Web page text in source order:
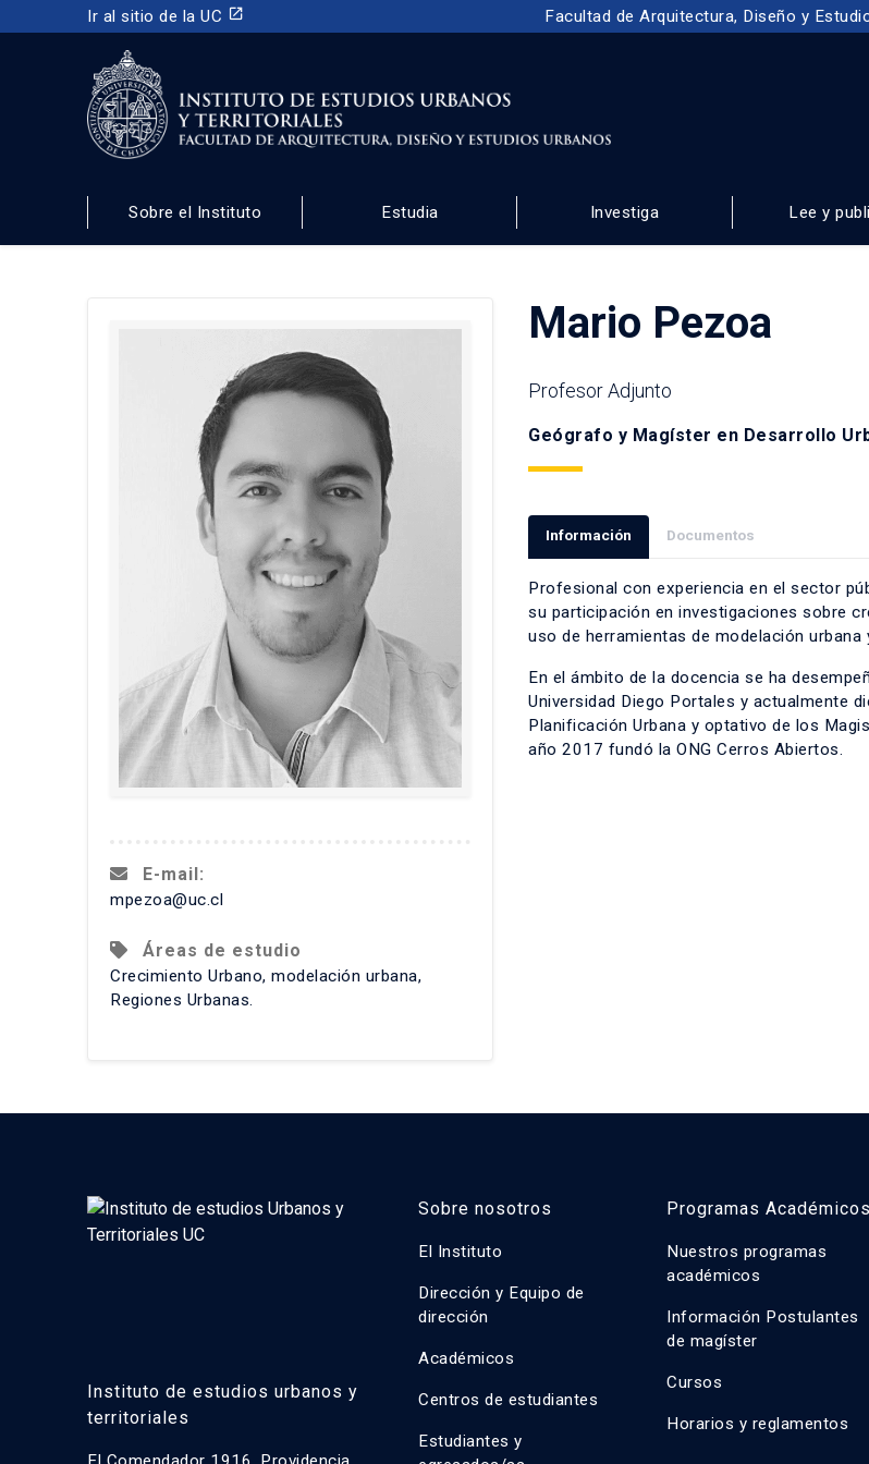
Ir al sitio de la UC launch Facultad de Arquitectura, Diseño y
Y TERRITORIALES
FACULTAD DE ARQUITECTURA, DISEÑO Y ESTUDIOS URBANOS
Sobre el Instituto Estudia Investiga Lee y
E-mail:
mpezoa@uc.cl
Áreas de estudio
Crecimiento Urbano, modelación urbana,
Regiones Urbanas.
Mario Pezoa
Profesor Adjunto
Geógrafo y Magíster en Desarrollo
Información Documentos
Profesional con experiencia en el sector
su participación en investigaciones sobre
uso de herramientas de modelación urbana
En el ámbito de la docencia se ha
Universidad Diego Portales y actualmente
Planificación Urbana y optativo de los
año 2017 fundó la ONG Cerros Abiertos.
Instituto de estudios urbanos y
territoriales
Sobre nosotros
El Instituto
Dirección y Equipo de
dirección
Académicos
Centros de estudiantes
Estudiantes y
Programas Académicos
Nuestros programas
académicos
Información Postulantes
de magíster
Cursos
Horarios y reglamentos